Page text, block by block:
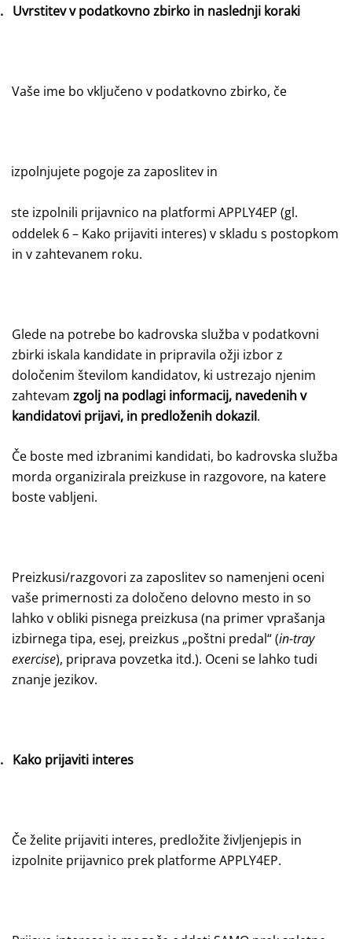
Uvrstitev v podatkovno zbirko in naslednji koraki
Vaše ime bo vključeno v podatkovno zbirko, če
izpolnjujete pogoje za zaposlitev in
ste izpolnili prijavnico na platformi APPLY4EP (gl.
oddelek 6 – Kako prijaviti interes) v skladu s postopkom
in v zahtevanem roku.
Glede na potrebe bo kadrovska služba v podatkovni
zbirki iskala kandidate in pripravila ožji izbor z
določenim številom kandidatov, ki ustrezajo njenim
zahtevam zgolj na podlagi informacij, navedenih v
kandidatovi prijavi, in predloženih dokazil.
Če boste med izbranimi kandidati, bo kadrovska služba
morda organizirala preizkuse in razgovore, na katere
boste vabljeni.
Preizkusi/razgovori za zaposlitev so namenjeni oceni
vaše primernosti za določeno delovno mesto in so
lahko v obliki pisnega preizkusa (na primer vprašanja
izbirnega tipa, esej, preizkus „poštni predal“ (in-tray
exercise), priprava povzetka itd.). Oceni se lahko tudi
znanje jezikov.
Kako prijaviti interes
Če želite prijaviti interes, predložite življenjepis in
izpolnite prijavnico prek platforme APPLY4EP.